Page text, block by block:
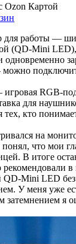
Ozon Картой
для работы —
(QD-Mini
RGB-
для
кто
на
что мои
В итоге
рекомендовали
QD-Mini LED
У меня уже
я